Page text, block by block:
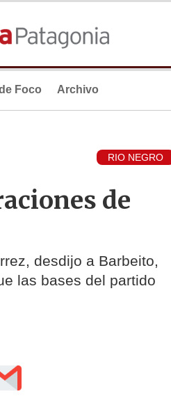
Foco Archivo
RIO NEGRO
de
desdijo a Barbeito,
las bases del partido